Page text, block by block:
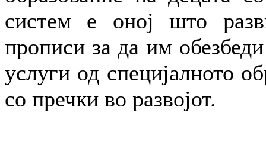
систем е оној што
прописи за да им
услуги од специјалното
со пречки во развојот.